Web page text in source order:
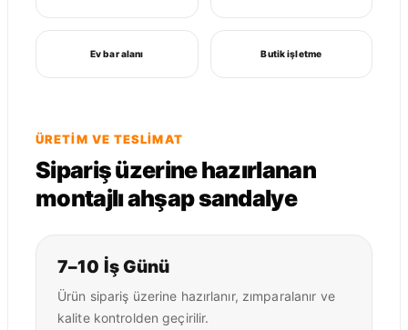
Ev bar alanı Butik işletme
ÜRETIM VE TESLIMAT
Sipariş üzerine hazırlanan
montajlı ahşap sandalye
7–10 İş Günü
Ürün sipariş üzerine hazırlanır, zımparalanır ve
kalite kontrolden geçirilir.